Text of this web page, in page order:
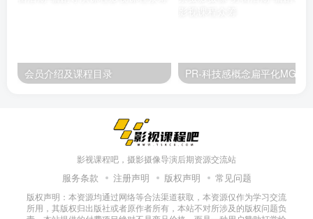
会员介绍及课程目录
影视课程吧，摄影摄像导演后期资源交流站
服务条款 注册声明 版权声明 常见问题
版权声明：本资源均通过网络等合法渠道获取，本资源仅作为学习交流
所用，其版权归出版社或者原作者所有，本站不对所涉及的版权问题负